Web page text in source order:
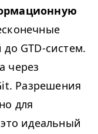
GTD-систем.
через
Разрешения
для
идеальный